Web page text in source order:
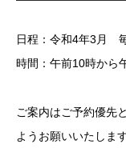
日程：令和4年3月
時間：午前10時から
ご案内はご予約優先
ようお願いいたします